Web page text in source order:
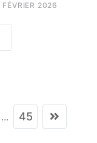
FÉVRIER 2026
... 45